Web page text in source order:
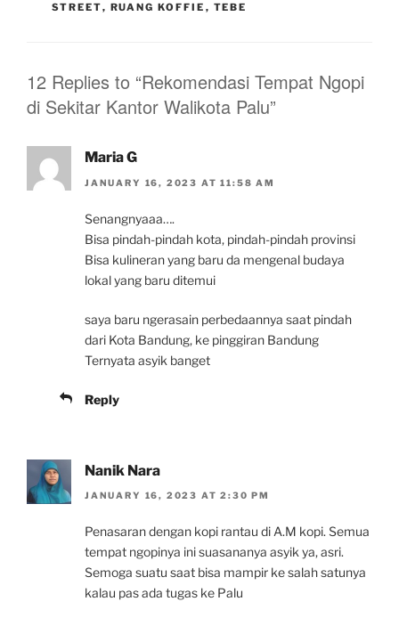
STREET, RUANG KOFFIE , TEBE
12 Replies to “Rekomendasi Tempat Ngopi
di Sekitar Kantor Walikota Palu”
Maria G
JANUARY 16, 2023 AT 11:58 AM
Senangnyaaa….
Bisa pindah-pindah kota, pindah-pindah provinsi
Bisa kulineran yang baru da mengenal budaya
lokal yang baru ditemui
saya baru ngerasain perbedaannya saat pindah
dari Kota Bandung, ke pinggiran Bandung
Ternyata asyik banget
Reply
Nanik Nara
JANUARY 16, 2023 AT 2:30 PM
Penasaran dengan kopi rantau di A.M kopi. Semua
tempat ngopinya ini suasananya asyik ya, asri.
Semoga suatu saat bisa mampir ke salah satunya
kalau pas ada tugas ke Palu